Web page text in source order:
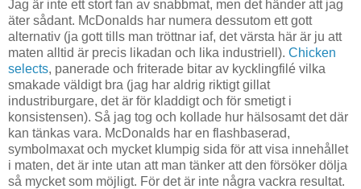
Jag är inte ett stort fan av snabbmat, men det händer att jag
äter sådant. McDonalds har numera dessutom ett gott
alternativ (ja gott tills man tröttnar iaf, det värsta här är ju att
maten alltid är precis likadan och lika industriell). Chicken
selects, panerade och friterade bitar av kycklingfilé vilka
smakade väldigt bra (jag har aldrig riktigt gillat
industriburgare, det är för kladdigt och för smetigt i
konsistensen). Så jag tog och kollade hur hälsosamt det där
kan tänkas vara. McDonalds har en flashbaserad,
symbolmaxat och mycket klumpig sida för att visa innehållet
i maten, det är inte utan att man tänker att den försöker dölja
så mycket som möjligt. För det är inte några vackra resultat.